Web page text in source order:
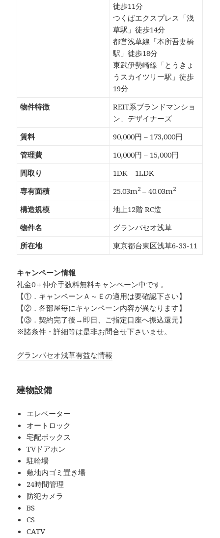
徒歩11分
つくばエクスプレス「浅
草駅」徒歩14分
都営浅草線「本所吾妻橋
駅」徒歩18分
東武伊勢崎線「とうきょ
うスカイツリー駅」徒歩
19分
物件特徴
REIT系ブランドマンショ
ン、デザイナーズ
賃料
90,000円 – 173,000円
管理費
10,000円 – 15,000円
間取り
1DK – 1LDK
専有面積
25.03m2 – 40.03m2
構造規模
地上12階 RC造
物件名
グランパセオ浅草
所在地
東京都台東区浅草6-33-11
キャンペーン情報
礼金0＋仲介手数料無料キャンペーン中です。
【①．キャンペーンＡ～Ｅの適用は要確認下さい】
【②．各部屋毎にキャンペーン内容が異なります】
【③．契約完了後→即日、ご指定口座へ振込還元】
※諸条件・詳細等は是非お問合せ下さいませ。
グランパセオ浅草有益な情報
建物設備
エレベーター
オートロック
宅配ボックス
TVドアホン
駐輪場
敷地内ゴミ置き場
24時間管理
防犯カメラ
BS
CS
CATV